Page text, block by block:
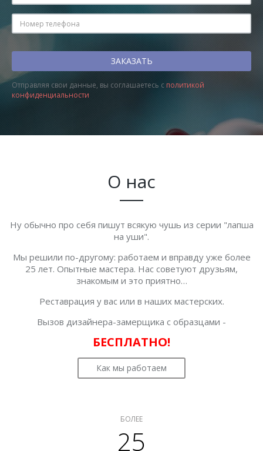
Отправляя свои данные, вы соглашаетесь с политикой
конфиденциальности
О нас
Ну обычно про себя пишут всякую чушь из серии "лапша
на уши".
Мы решили по-другому: работаем и вправду уже более
25 лет. Опытные мастера. Нас советуют друзьям,
знакомым и это приятно…
Реставрация у вас или в наших мастерских.
Вызов дизайнера-замерщика с образцами -
БЕСПЛАТНО!
Как мы работаем
БОЛЕЕ
25